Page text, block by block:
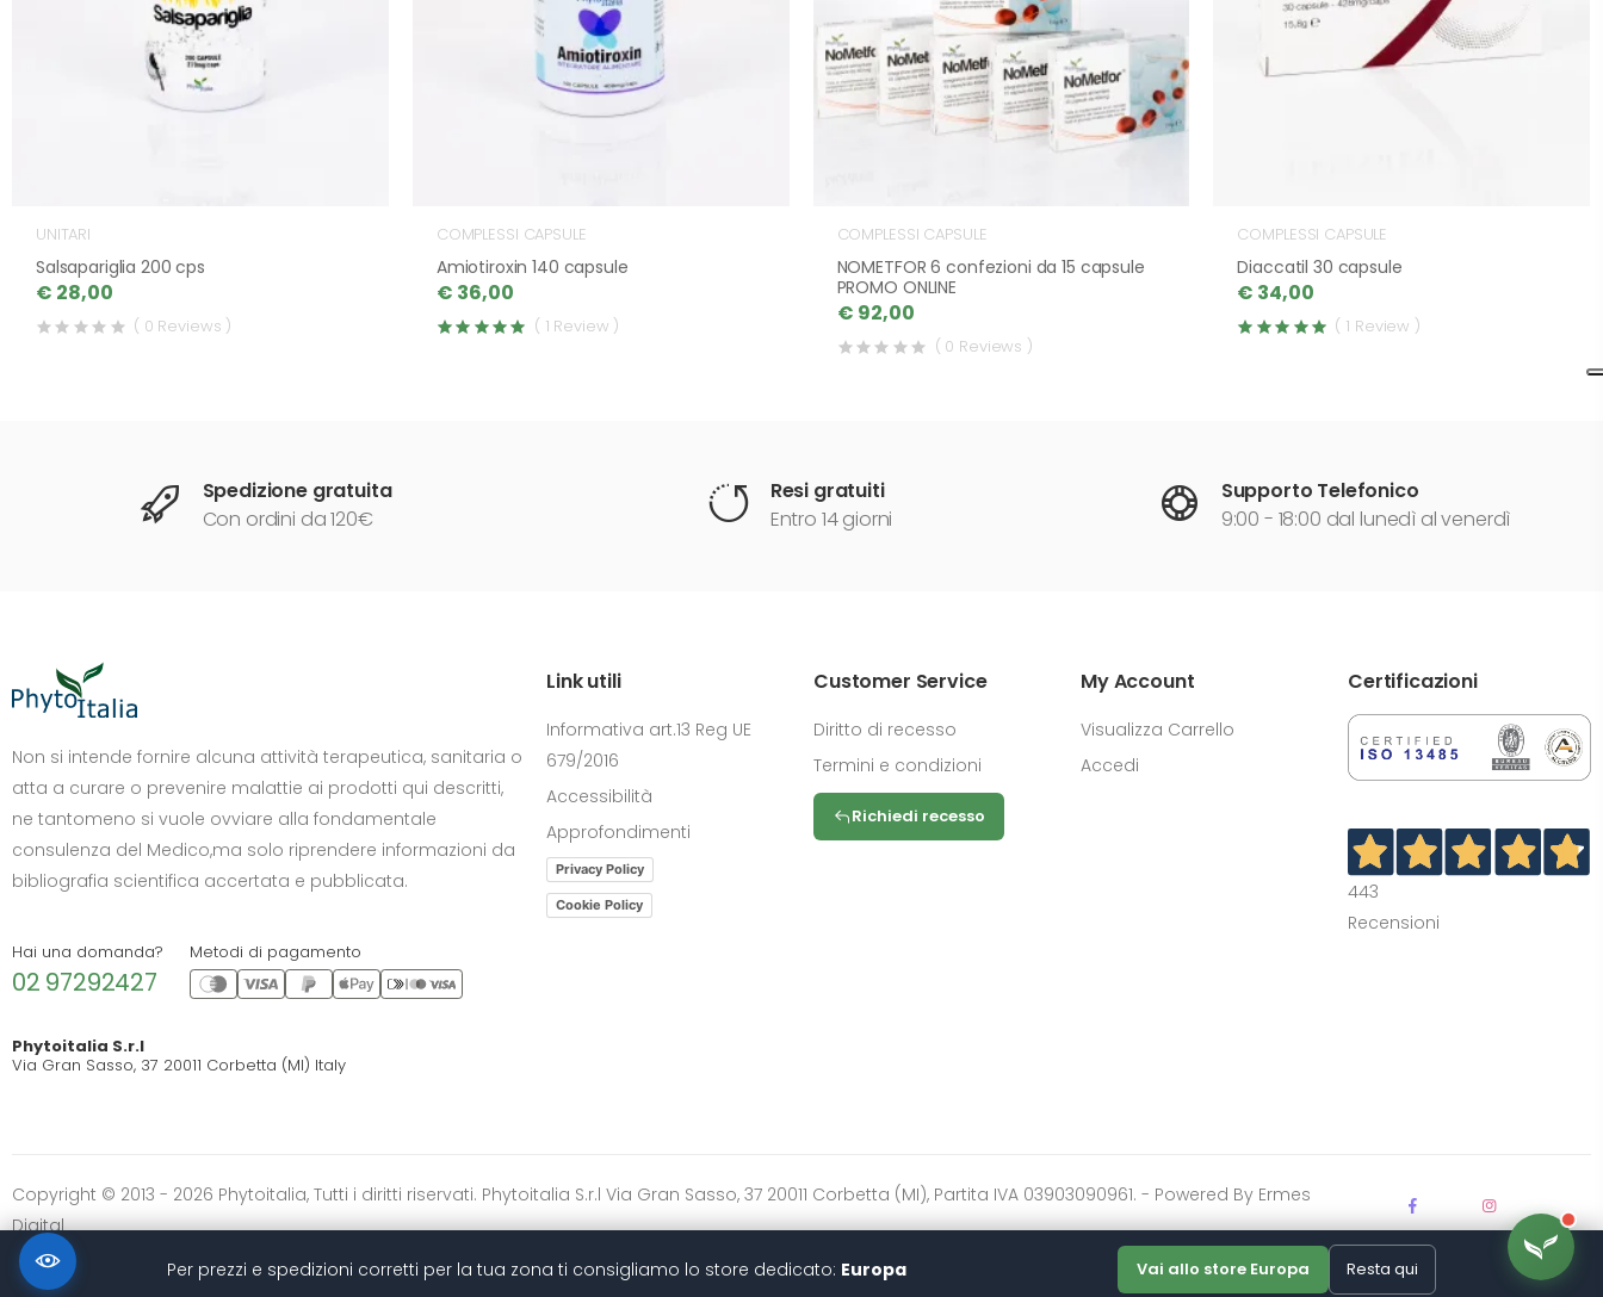
UNITARI
Salsapariglia 200 cps
€ 28,00
( 0 Reviews )
COMPLESSI CAPSULE
Amiotiroxin 140 capsule
€ 36,00
( 1 Review )
COMPLESSI CAPSULE
NOMETFOR 6 confezioni da 15 capsule
PROMO ONLINE
€ 92,00
( 0 Reviews )
COMPLESSI CAPSULE
Diaccatil 30 capsule
€ 34,00
( 1 Review )
Spedizione gratuita
Con ordini da 120€
Resi gratuiti
Entro 14 giorni
Supporto Telefonico
9:00 - 18:00 dal lunedì al venerdì
Non si intende fornire alcuna attività terapeutica, sanitaria o
atta a curare o prevenire malattie ai prodotti qui descritti,
ne tantomeno si vuole ovviare alla fondamentale
consulenza del Medico,ma solo riprendere informazioni da
bibliografia scientifica accertata e pubblicata.
Hai una domanda?
02 97292427
Metodi di pagamento
Phytoitalia S.r.l
Via Gran Sasso, 37 20011 Corbetta (MI) Italy
Link utili
Informativa art.13 Reg UE
679/2016
Accessibilità
Approfondimenti
Privacy Policy
Cookie Policy
Customer Service
Diritto di recesso
Termini e condizioni
Richiedi recesso
My Account
Visualizza Carrello
Accedi
Certificazioni
443
Recensioni
Copyright © 2013 - 2026 Phytoitalia, Tutti i diritti riservati. Phytoitalia S.r.l Via Gran Sasso, 37 20011 Corbetta (MI), Partita IVA 03903090961. - Powered By Ermes
Digital
DIMENSIONE TESTO
A- +0% A+
CONTRASTO
Standard Alto Scuro Chiaro
OPZIONI
Cursore grande Spaziatura testo
Stop animazioni
Normali Scala grigi
Per prezzi e spedizioni corretti per la tua zona ti consigliamo lo store dedicato: Europa Vai allo store Europa Resta qui